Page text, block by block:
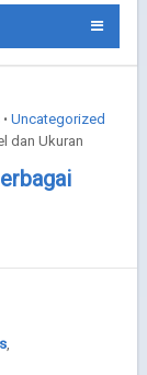
• Uncategorized
dan Ukuran
,